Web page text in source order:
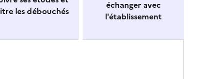
les débouchés
échanger avec
l'établissement